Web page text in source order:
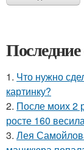
Последние
1. Что нужно
картинку?
2. После моих 2
росте 160
3. Лея